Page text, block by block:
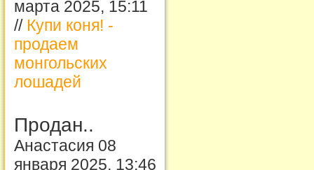
марта 2025, 15:11
// Купи коня! -
продаем
монгольских
лошадей
Продан..
Анастасия 08
января 2025, 13:46